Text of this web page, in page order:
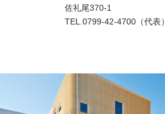
佐礼尾370-1
TEL.0799-42-4700（代表）